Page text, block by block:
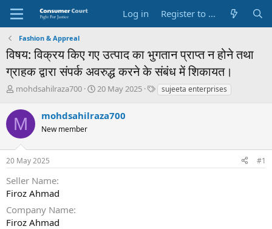
Log in Register to Submit Complaint
Fashion & Appreal
विषय: विक्रय किए गए उत्पाद का भुगतान प्राप्त न होने तथा
ग्राहक द्वारा संपर्क अवरुद्ध करने के संबंध में शिकायत।
T
r
e
a
s
t
a
r
t
e
r
mohdsahilraza700
S
r
a
20 May 2025
O
t
sujeeta enterprises
M mohdsahilraza700
New member
20 May 2025 #1
Seller Name
Firoz Ahmad
Company Name
Firoz Ahmad